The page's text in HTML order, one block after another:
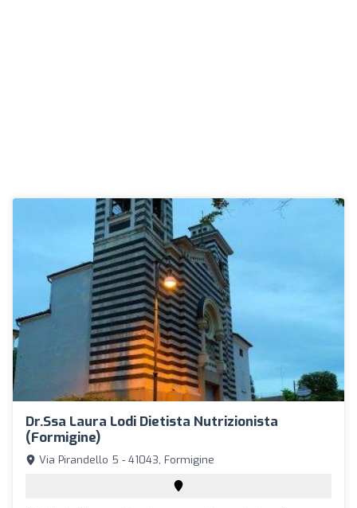
Dr.ssa Laura Lodi Dietista Nutrizionista
(Formigine)
Via Pirandello 5 - 41043, Formigine